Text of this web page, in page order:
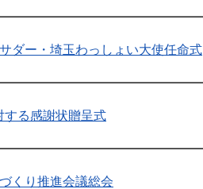
ダー・埼玉わっしょい大使任命式
する感謝状贈呈式
くり推進会議総会